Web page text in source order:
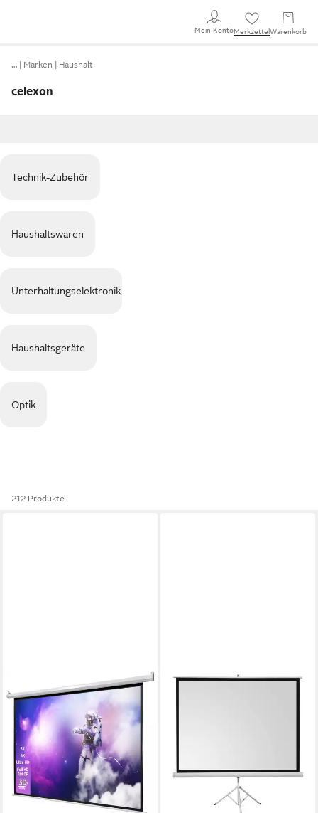
Mein KontoMerkzettel Warenkorb
… Marken Haushalt
celexon
Technik-Zubehör
Haushaltswaren
Unterhaltungselektronik
Haushaltsgeräte
Optik
212 Produkte